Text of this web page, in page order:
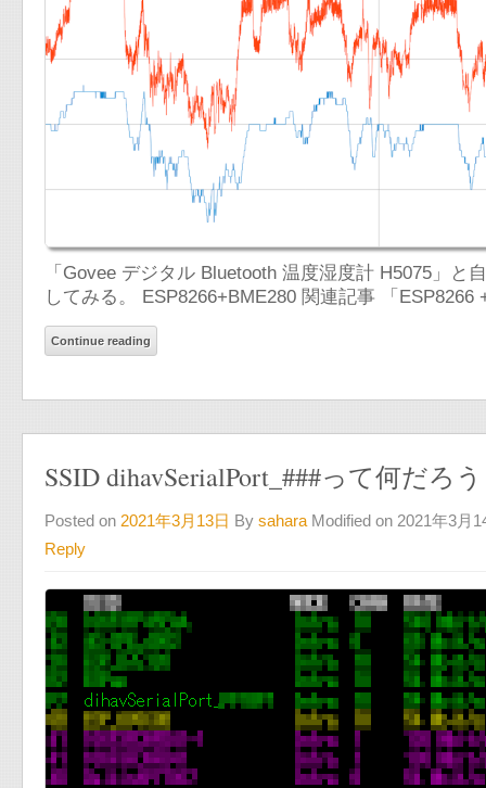
「Govee デジタル Bluetooth 温度湿度計 H5075」
してみる。 ESP8266+BME280 関連記事 「ESP8266
Continue reading
SSID dihavSerialPort_###って何だろ
Posted on 2021年3月13日 By sahara Modified on 2021年3月
Reply